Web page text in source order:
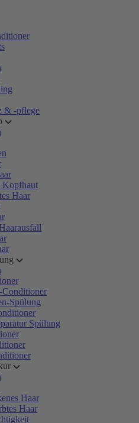
& -pflege
Kopfhaut
Haar
Conditioner
Spülung
Spülung
Haar
Haar